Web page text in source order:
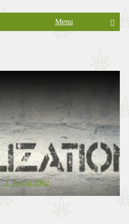
Menu
2. Januar 2002
10 min. zu lesen